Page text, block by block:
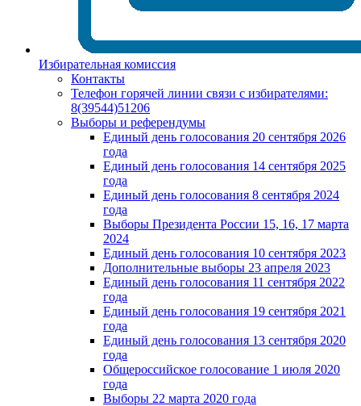
Избирательная комиссия
Контакты
Телефон горячей линии связи с избирателями:
8(39544)51206
Выборы и референдумы
Единый день голосования 20 сентября 2026
года
Единый день голосования 14 сентября 2025
года
Единый день голосования 8 сентября 2024
года
Выборы Президента России 15, 16, 17 марта
2024
Единый день голосования 10 сентября 2023
Дополнительные выборы 23 апреля 2023
Единый день голосования 11 сентября 2022
года
Единый день голосования 19 сентября 2021
года
Единый день голосования 13 сентября 2020
года
Общероссийское голосование 1 июля 2020
года
Выборы 22 марта 2020 года